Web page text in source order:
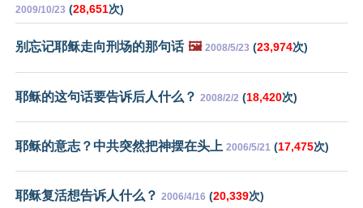
2009/10/23 (28,651次)
别忘记耶稣走向刑场的那句话 🖼️ 2008/5/23 (23,974次)
耶稣的这句话要告诉后人什么？ 2008/2/2 (18,420次)
耶稣的意志？中共突然把神摆在头上 2006/5/21 (17,475次)
耶稣复活想告诉人什么？ 2006/4/16 (20,339次)